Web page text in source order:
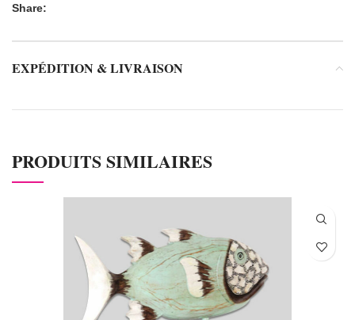
Share:
EXPÉDITION & LIVRAISON
PRODUITS SIMILAIRES